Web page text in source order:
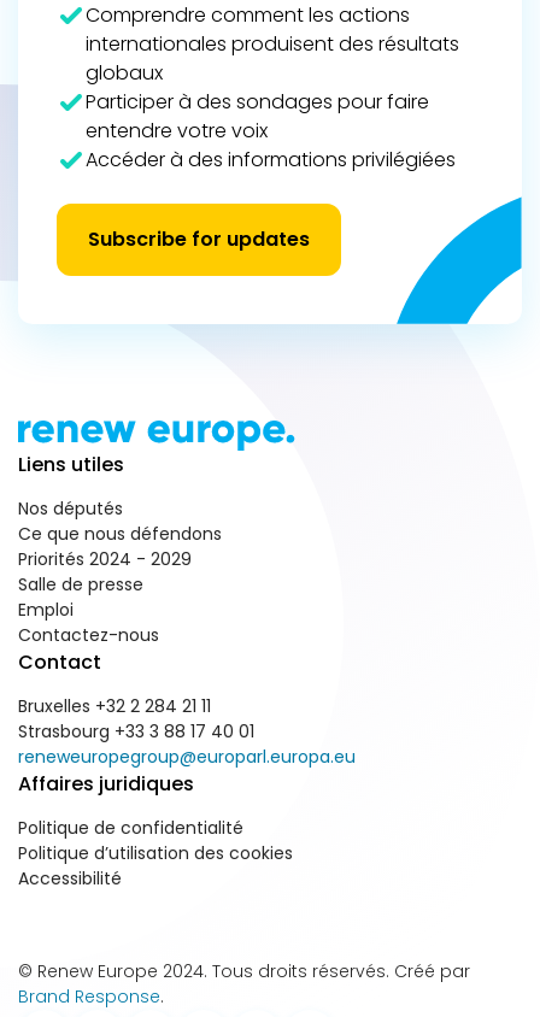
Comprendre comment les actions
internationales produisent des résultats
globaux
Participer à des sondages pour faire
entendre votre voix
Accéder à des informations privilégiées
Subscribe for updates
Liens utiles
Nos députés
Ce que nous défendons
Priorités 2024 - 2029
Salle de presse
Emploi
Contactez-nous
Contact
Bruxelles +32 2 284 21 11
Strasbourg +33 3 88 17 40 01
reneweuropegroup@europarl.europa.eu
Affaires juridiques
Politique de confidentialité
Politique d’utilisation des cookies
Accessibilité
© Renew Europe 2024. Tous droits réservés. Créé par
Brand Response.